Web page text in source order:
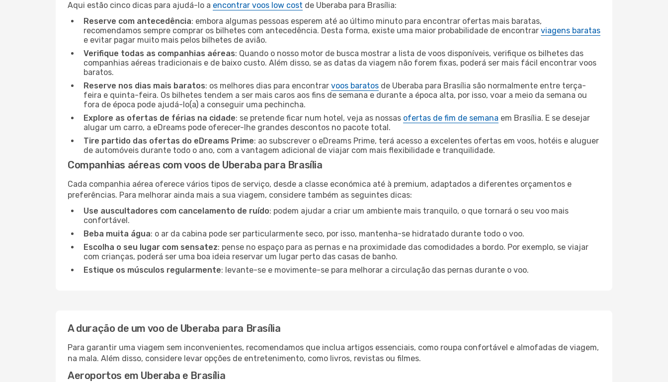
Aqui estão cinco dicas para ajudá-lo a encontrar voos low cost de Uberaba para Brasília:
Reserve com antecedência: embora algumas pessoas esperem até ao último minuto para encontrar ofertas mais baratas,
recomendamos sempre comprar os bilhetes com antecedência. Desta forma, existe uma maior probabilidade de encontrar viagens baratas
e evitar pagar muito mais pelos bilhetes de avião.
Verifique todas as companhias aéreas: Quando o nosso motor de busca mostrar a lista de voos disponíveis, verifique os bilhetes das
companhias aéreas tradicionais e de baixo custo. Além disso, se as datas da viagem não forem fixas, poderá ser mais fácil encontrar voos
baratos.
Reserve nos dias mais baratos: os melhores dias para encontrar voos baratos de Uberaba para Brasília são normalmente entre terça-
feira e quinta-feira. Os bilhetes tendem a ser mais caros aos fins de semana e durante a época alta, por isso, voar a meio da semana ou
fora de época pode ajudá-lo(a) a conseguir uma pechincha.
Explore as ofertas de férias na cidade: se pretende ficar num hotel, veja as nossas ofertas de fim de semana em Brasília. E se desejar
alugar um carro, a eDreams pode oferecer-lhe grandes descontos no pacote total.
Tire partido das ofertas do eDreams Prime: ao subscrever o eDreams Prime, terá acesso a excelentes ofertas em voos, hotéis e aluguer
de automóveis durante todo o ano, com a vantagem adicional de viajar com mais flexibilidade e tranquilidade.
Companhias aéreas com voos de Uberaba para Brasília
Cada companhia aérea oferece vários tipos de serviço, desde a classe económica até à premium, adaptados a diferentes orçamentos e
preferências. Para melhorar ainda mais a sua viagem, considere também as seguintes dicas:
Use auscultadores com cancelamento de ruído: podem ajudar a criar um ambiente mais tranquilo, o que tornará o seu voo mais
confortável.
Beba muita água: o ar da cabina pode ser particularmente seco, por isso, mantenha-se hidratado durante todo o voo.
Escolha o seu lugar com sensatez: pense no espaço para as pernas e na proximidade das comodidades a bordo. Por exemplo, se viajar
com crianças, poderá ser uma boa ideia reservar um lugar perto das casas de banho.
Estique os músculos regularmente: levante-se e movimente-se para melhorar a circulação das pernas durante o voo.
A duração de um voo de Uberaba para Brasília
Para garantir uma viagem sem inconvenientes, recomendamos que inclua artigos essenciais, como roupa confortável e almofadas de viagem,
na mala. Além disso, considere levar opções de entretenimento, como livros, revistas ou filmes.
Aeroportos em Uberaba e Brasília